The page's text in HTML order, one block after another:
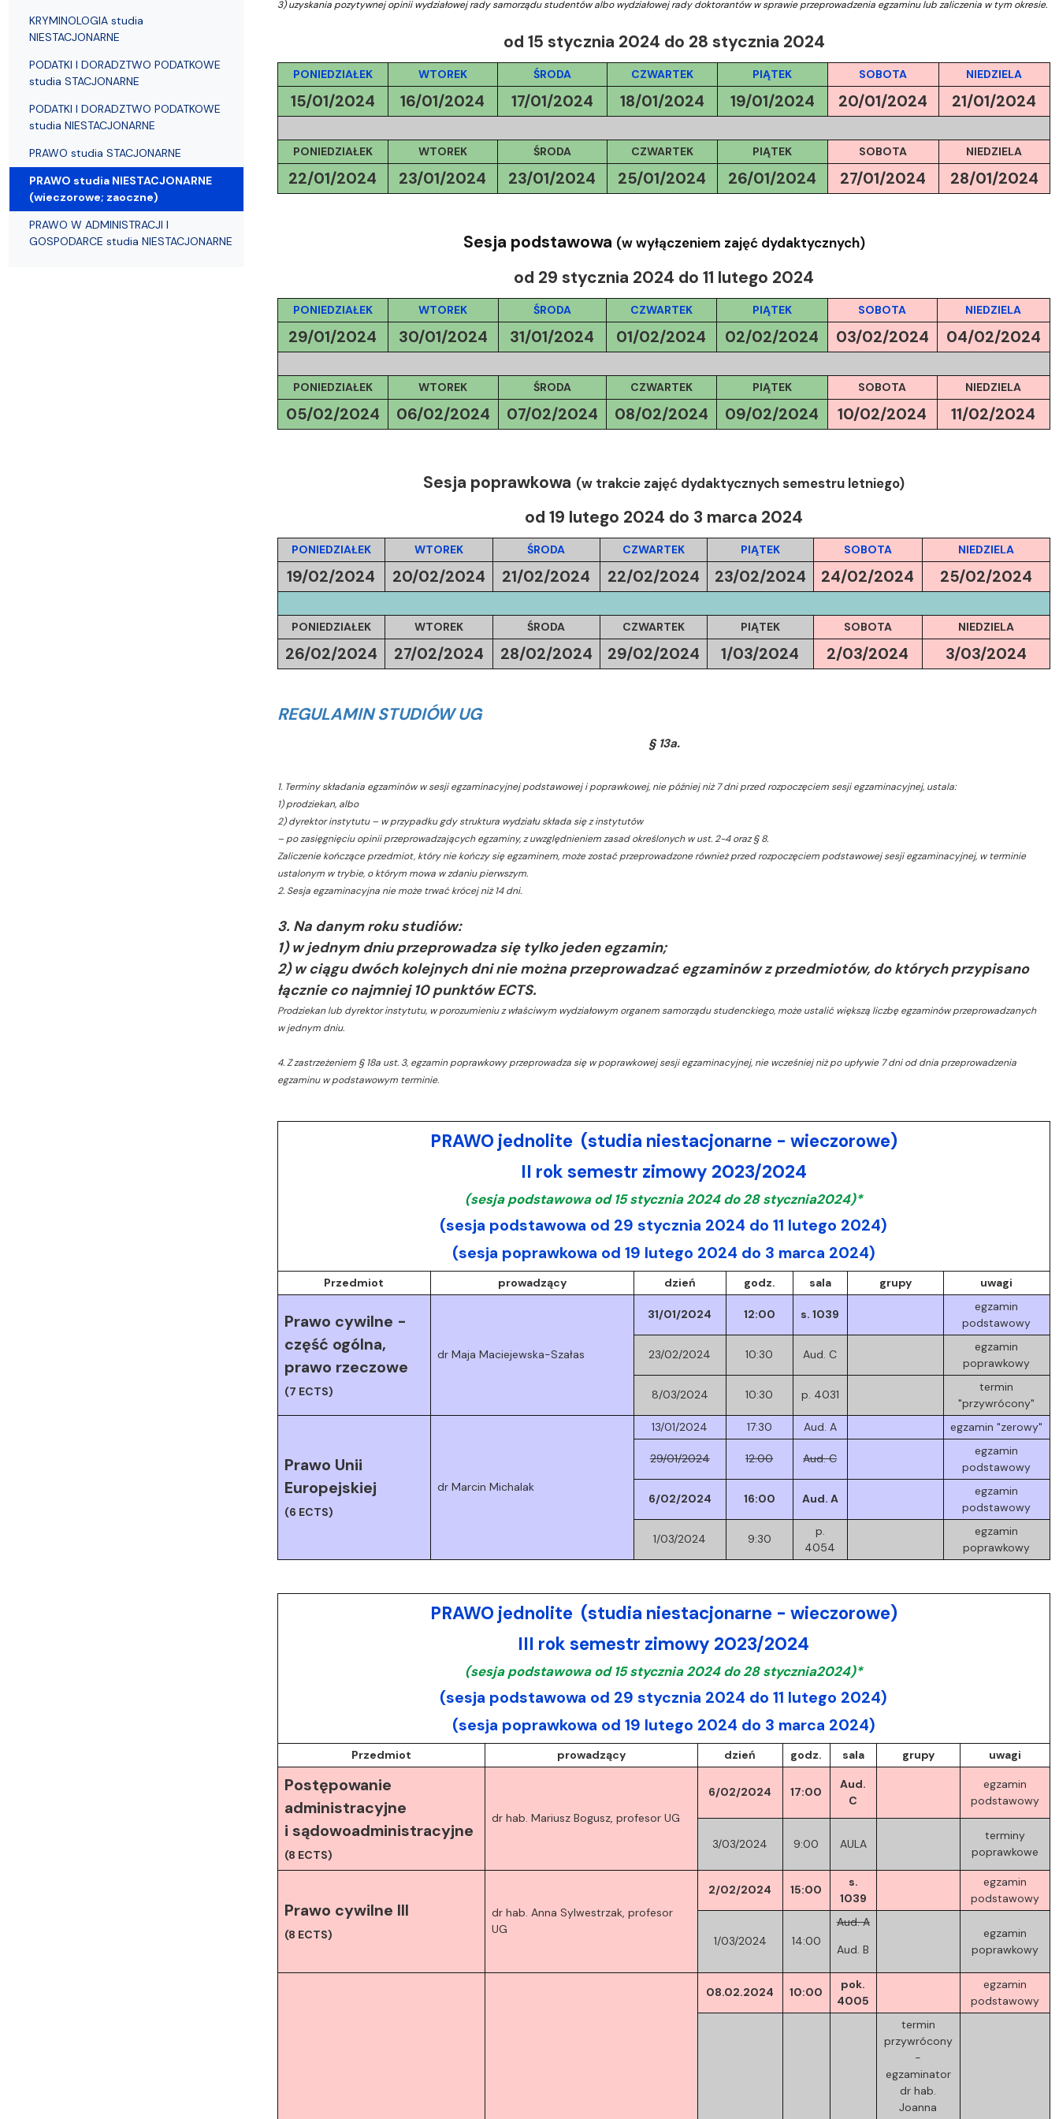
3) uzyskania pozytywnej opinii wydziałowej rady samorządu studentów albo wydziałowej rady doktorantów w sprawie przeprowadzenia egzaminu lub zaliczenia w tym okresie.
od 15 stycznia 2024 do 28 stycznia 2024
PONIEDZIAŁEK WTOREK ŚRODA CZWARTEK PIĄTEK SOBOTA NIEDZIELA
15/01/2024 16/01/2024 17/01/2024 18/01/2024 19/01/2024 20/01/2024 21/01/2024
PONIEDZIAŁEK WTOREK ŚRODA CZWARTEK PIĄTEK SOBOTA NIEDZIELA
22/01/2024 23/01/2024 23/01/2024 25/01/2024 26/01/2024 27/01/2024 28/01/2024
Sesja podstawowa (w wyłączeniem zajęć dydaktycznych)
od 29 stycznia 2024 do 11 lutego 2024
PONIEDZIAŁEK WTOREK ŚRODA CZWARTEK PIĄTEK SOBOTA NIEDZIELA
29/01/2024 30/01/2024 31/01/2024 01/02/2024 02/02/2024 03/02/2024 04/02/2024
PONIEDZIAŁEK WTOREK ŚRODA CZWARTEK PIĄTEK SOBOTA NIEDZIELA
05/02/2024 06/02/2024 07/02/2024 08/02/2024 09/02/2024 10/02/2024 11/02/2024
Sesja poprawkowa (w trakcie zajęć dydaktycznych semestru letniego)
od 19 lutego 2024 do 3 marca 2024
PONIEDZIAŁEK WTOREK ŚRODA CZWARTEK PIĄTEK SOBOTA NIEDZIELA
19/02/2024 20/02/2024 21/02/2024 22/02/2024 23/02/2024 24/02/2024 25/02/2024
PONIEDZIAŁEK WTOREK ŚRODA CZWARTEK PIĄTEK SOBOTA NIEDZIELA
26/02/2024 27/02/2024 28/02/2024 29/02/2024 1/03/2024 2/03/2024 3/03/2024
REGULAMIN STUDIÓW UG
§ 13a.
1. Terminy składania egzaminów w sesji egzaminacyjnej podstawowej i poprawkowej, nie później niż 7 dni przed rozpoczęciem sesji egzaminacyjnej, ustala:
1) prodziekan, albo
2) dyrektor instytutu – w przypadku gdy struktura wydziału składa się z instytutów
– po zasięgnięciu opinii przeprowadzających egzaminy, z uwzględnieniem zasad określonych w ust. 2-4 oraz § 8.
Zaliczenie kończące przedmiot, który nie kończy się egzaminem, może zostać przeprowadzone również przed rozpoczęciem podstawowej sesji egzaminacyjnej, w terminie
ustalonym w trybie, o którym mowa w zdaniu pierwszym.
2. Sesja egzaminacyjna nie może trwać krócej niż 14 dni.
3. Na danym roku studiów:
1) w jednym dniu przeprowadza się tylko jeden egzamin;
2)w ciągu dwóch kolejnych dni nie można przeprowadzać egzaminów z przedmiotów, do których przypisano
łącznie co najmniej 10 punktów ECTS.
Prodziekan lub dyrektor instytutu, w porozumieniu z właściwym wydziałowym organem samorządu studenckiego, może ustalić większą liczbę egzaminów przeprowadzanych
w jednym dniu.
4. Z zastrzeżeniem § 18a ust. 3, egzamin poprawkowy przeprowadza się w poprawkowej sesji egzaminacyjnej, nie wcześniej niż po upływie 7 dni od dnia przeprowadzenia
egzaminu w podstawowym terminie.
PRAWO jednolite (studia niestacjonarne - wieczorowe)
II rok semestr zimowy 2023/2024
(sesja podstawowa od 15 stycznia 2024 do 28 stycznia2024)*
(sesja podstawowa od 29 stycznia 2024 do 11 lutego 2024)
(sesja poprawkowa od 19 lutego 2024 do 3 marca 2024)
Przedmiot prowadzący dzień godz. sala grupy uwagi
Prawo cywilne -
część ogólna,
prawo rzeczowe
(7 ECTS)
dr Maja Maciejewska-Szałas
31/01/2024 12:00 s. 1039
egzamin
podstawowy
23/02/2024 10:30 Aud. C
egzamin
poprawkowy
8/03/2024 10:30 p. 4031
termin
"przywrócony"
Prawo Unii
Europejskiej
(6 ECTS)
dr Marcin Michalak
13/01/2024 17:30 Aud. A egzamin "zerowy"
29/01/2024 12:00 Aud. C
egzamin
podstawowy
6/02/2024 16:00 Aud. A
egzamin
podstawowy
1/03/2024 9:30
p.
4054
egzamin
poprawkowy
PRAWO jednolite (studia niestacjonarne - wieczorowe)
III rok semestr zimowy 2023/2024
(sesja podstawowa od 15 stycznia 2024 do 28 stycznia2024)*
(sesja podstawowa od 29 stycznia 2024 do 11 lutego 2024)
(sesja poprawkowa od 19 lutego 2024 do 3 marca 2024)
Przedmiot prowadzący dzień godz. sala grupy uwagi
Postępowanie
administracyjne
i sądowoadministracyjne
(8 ECTS)
dr hab. Mariusz Bogusz, profesor UG
6/02/2024 17:00
Aud.
C
egzamin
podstawowy
3/03/2024 9:00 AULA
terminy
poprawkowe
Prawo cywilne III
(8 ECTS)
dr hab. Anna Sylwestrzak, profesor
UG
2/02/2024 15:00
s.
1039
egzamin
podstawowy
1/03/2024 14:00
Aud. A
Aud. B
egzamin
poprawkowy
08.02.2024 10:00
pok.
4005
egzamin
podstawowy
termin
przywrócony
-
egzaminator
dr hab.
Joanna
KRYMINOLOGIA studia
NIESTACJONARNE
PODATKI I DORADZTWO PODATKOWE
studia STACJONARNE
PODATKI I DORADZTWO PODATKOWE
studia NIESTACJONARNE
PRAWO studia STACJONARNE
PRAWO studia NIESTACJONARNE
(wieczorowe; zaoczne)
PRAWO W ADMINISTRACJI I
GOSPODARCE studia NIESTACJONARNE